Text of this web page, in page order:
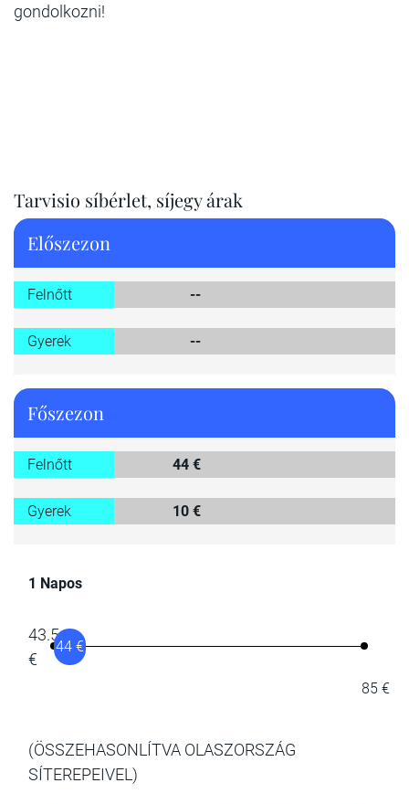
gondolkozni!
Tarvisio síbérlet, síjegy árak
Előszezon
Felnőtt --
Gyerek --
Főszezon
Felnőtt 44 €
Gyerek 10 €
1 Napos
43.5
€
44 €
85 €
(ÖSSZEHASONLÍTVA OLASZORSZÁG
SÍTEREPEIVEL)